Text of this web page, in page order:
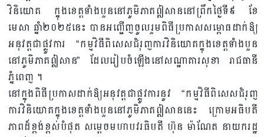
វិនិយោគ ក្នុងខេត្តទាំងបួននៅភូមិភាគឦសាននៅព្រឹកថ្ងៃទី៩ ខែ
មេសា ឆ្នាំ២០២៥នេះ បានអញ្ជើញចូលរួមពិធីប្រកាសសម្ពោធដាក់ឱ្យ
អនុវត្តជាផ្លូវការ “កម្មវិធីពិសេសជំរុញការវិនិយោគក្នុងខេត្តទាំងបួន
នៅភូមិភាគឦសាន” ដែលរៀបចំឡើងនៅសណ្ឋាគារសុខា រាជធានី
ភ្នំពេញ ។
នៅក្នុងពិធីប្រកាសដាក់ឱ្យអនុវត្តជាផ្លូវការនូវ​ “កម្មវិធីពិសេសជំរុញ
ការវិនិយោគក្នុងខេត្តទាំងបួននៅភូមិភាគឦសាននេះ ក្រោមអធិបតី
ភាពដ៏ខ្ពង់ខ្ពស់បំផុត សម្តេចមហាបវរធិបតី ហ៊ុន ម៉ាណែត នាយករដ្ឋ